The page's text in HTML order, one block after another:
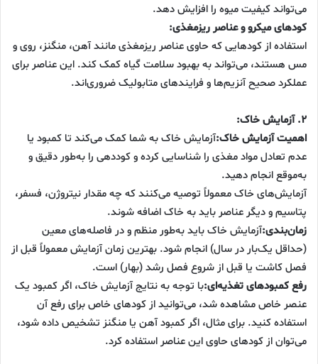
می‌تواند کیفیت میوه را افزایش دهد.
کودهای میکرو و عناصر ریزمغذی:
استفاده از کودهایی که حاوی عناصر ریزمغذی مانند آهن، منگنز، روی و
مس هستند، می‌تواند به بهبود سلامت گیاه کمک کند. این عناصر برای
عملکرد صحیح آنزیم‌ها و فرایندهای متابولیک ضروری‌اند.
۲. آزمایش خاک:
اهمیت آزمایش خاک:آزمایش خاک به شما کمک می‌کند تا کمبود یا
عدم تعادل مواد مغذی را شناسایی کرده و کوددهی را به‌طور دقیق و
به‌موقع انجام دهید.
آزمایش‌های خاک معمولاً توصیه می‌کنند که چه مقدار نیتروژن، فسفر،
پتاسیم و دیگر عناصر باید به خاک اضافه شوند.
زمان‌بندی:آزمایش خاک باید به‌طور منظم و در فاصله‌های معین
(حداقل یک‌بار در سال) انجام شود. بهترین زمان آزمایش معمولاً قبل از
فصل کاشت یا قبل از شروع فصل رشد (بهار) است.
رفع کمبودهای تغذیه‌ای:با توجه به نتایج آزمایش خاک، اگر کمبود یک
عنصر خاص مشاهده شد، می‌توانید از کودهای خاص برای رفع آن
استفاده کنید. برای مثال، اگر کمبود آهن یا منگنز تشخیص داده شود،
می‌توان از کودهای حاوی این عناصر استفاده کرد.